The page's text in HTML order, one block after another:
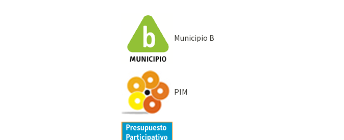
Municipio B
PIM